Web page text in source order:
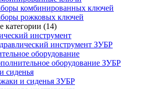
комбинированных ключей
рожковых ключей
категории (14)
инструмент
инструмент ЗУБР
оборудование
оборудование ЗУБР
сиденья
и сиденья ЗУБР